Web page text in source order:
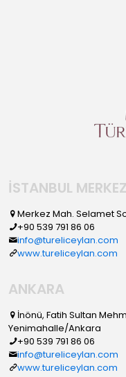
İSTANBUL
Merkez Mah. Selamet
+90 539 791 86 06
info@tureliceylan.com
www.tureliceylan.com
ANKARA
İnönü, Fatih Sultan
Yenimahalle/Ankara
+90 539 791 86 06
info@tureliceylan.com
www.tureliceylan.com